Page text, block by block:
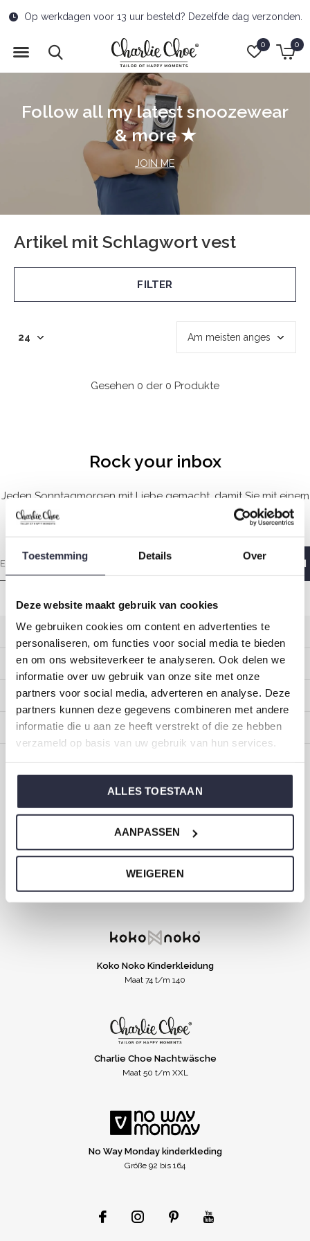
Toestemming Details Over
Deze website maakt gebruik van cookies
We gebruiken cookies om content en advertenties te
personaliseren, om functies voor social media te bieden
en om ons websiteverkeer te analyseren. Ook delen we
informatie over uw gebruik van onze site met onze
partners voor social media, adverteren en analyse. Deze
partners kunnen deze gegevens combineren met andere
informatie die u aan ze heeft verstrekt of die ze hebben
verzameld op basis van uw gebruik van hun services.
ALLES TOESTAAN
AANPASSEN
WEIGEREN
0 0
Op werkdagen voor 13 uur besteld? Dezelfde dag verzonden.
Follow all my latest snoozewear
& more ★
JOIN ME
Artikel mit Schlagwort vest
FILTER
Gesehen 0 der 0 Produkte
Rock your inbox
Jeden Sonntagmorgen mit Liebe gemacht, damit Sie mit einem
Kundendienst
Mein Konto
Kategorien
Impressum
CALL US EMAIL US
ONZE MERKEN
Dirkje Baby- und Kinderkleidung
Koko Noko Kinderkleidung
Maat 74 t/m 140
Charlie Choe Nachtwäsche
Maat 50 t/m XXL
No Way Monday kinderkleding
Größe 92 bis 164